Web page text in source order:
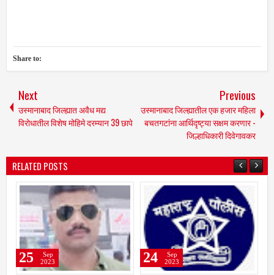
Share to:
Next
उस्मानाबाद जिल्ह्यात अवैध मद्य
विरोधातील विशेष मोहिमे दरम्यान 39 छापे
Previous
उस्मानाबाद जिल्ह्यातील एक हजार महिला
बचतगटांना आर्थिदृष्ट्या सक्षम करणार -
जिल्हाधिकारी दिवेगावकर
RELATED POSTS
24
Sep
2023
22
Sep
2023